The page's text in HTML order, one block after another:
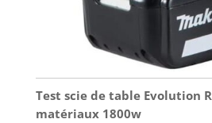
Test scie de table Evolution
matériaux 1800w